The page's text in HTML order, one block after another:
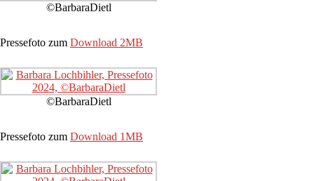
©BarbaraDietl
Pressefoto zum Download 2MB
©BarbaraDietl
Pressefoto zum Download 1MB